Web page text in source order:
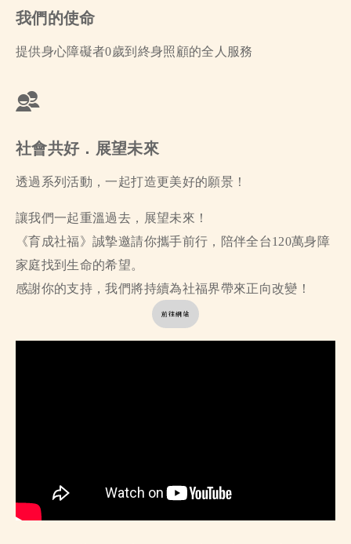
我們的使命
提供身心障礙者0歲到終身照顧的全人服務
社會共好．展望未來
透過系列活動，一起打造更美好的願景！
讓我們一起重溫過去，展望未來！
《育成社福》誠摯邀請你攜手前行，陪伴全台120萬身障
家庭找到生命的希望。
感謝你的支持，我們將持續為社福界帶來正向改變！
前往網站